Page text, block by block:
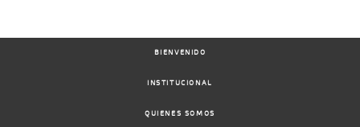
BIENVENIDO
INSTITUCIONAL
QUIENES SOMOS